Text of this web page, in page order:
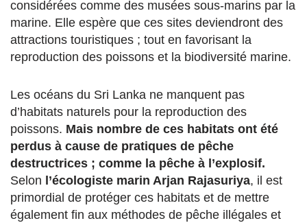
considérées comme des musées sous-marins par la
marine. Elle espère que ces sites deviendront des
attractions touristiques ; tout en favorisant la
reproduction des poissons et la biodiversité marine.
Les océans du Sri Lanka ne manquent pas
d’habitats naturels pour la reproduction des
poissons. Mais nombre de ces habitats ont été
perdus à cause de pratiques de pêche
destructrices ; comme la pêche à l’explosif.
Selon l’écologiste marin Arjan Rajasuriya, il est
primordial de protéger ces habitats et de mettre
également fin aux méthodes de pêche illégales et